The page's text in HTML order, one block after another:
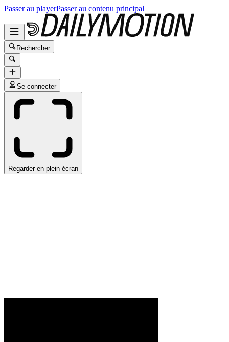
Passer au playerPasser au contenu principal
Rechercher
Se connecter
Regarder en plein écran